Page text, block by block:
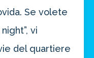
Se volete
vi
del quartiere